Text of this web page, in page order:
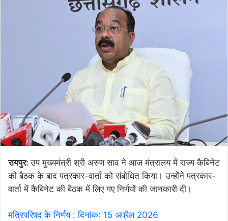
रायपुर:उप मुख्यमंत्री श्री अरुण साव ने आज मंत्रालय में राज्य कैबिनेट
की बैठक के बाद पत्रकार-वार्ता को संबोधित किया। उन्होंने पत्रकार-
वार्ता में कैबिनेट की बैठक में लिए गए निर्णयों की जानकारी दी।
मंत्रिपरिषद के निर्णय : दिनांक: 15 अप्रैल 2026